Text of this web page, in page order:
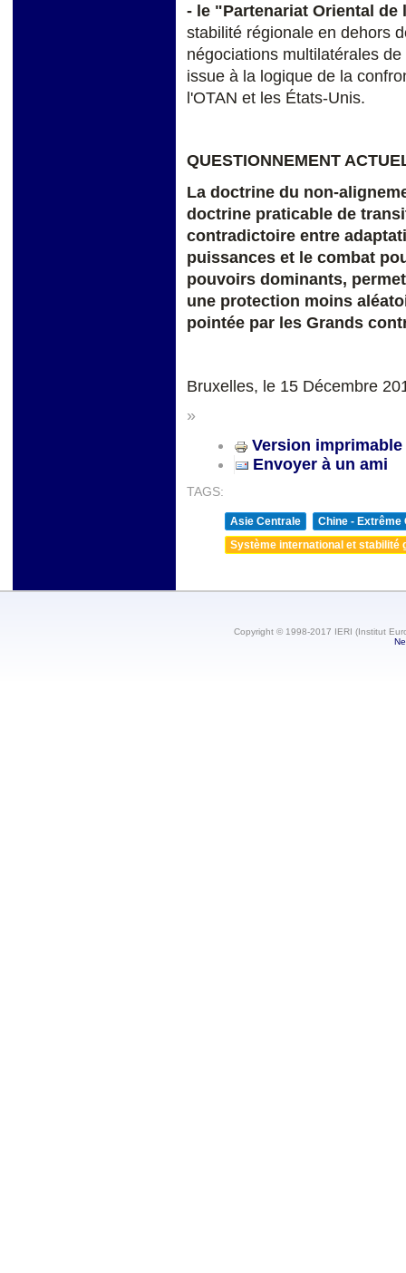
- le "Partenariat Oriental de
stabilité régionale en dehors
négociations multilatérales
issue à la logique de la
l'OTAN et les États-Unis.
QUESTIONNEMENT
La doctrine du non-
doctrine praticable de
contradictoire entre
puissances et le combat
pouvoirs dominants,
une protection moins
pointée par les Grands
Bruxelles, le 15 Décembre
»
Version imprimable
Envoyer à un ami
TAGS:
Asie Centrale
Chine - Extrême
Système international et stabilité
Copyright © 1998-2017 IERI (Institut